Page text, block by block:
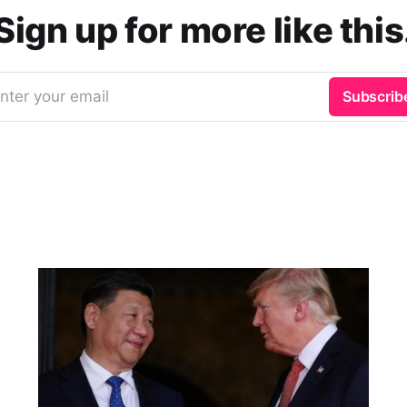
up for more like
your email